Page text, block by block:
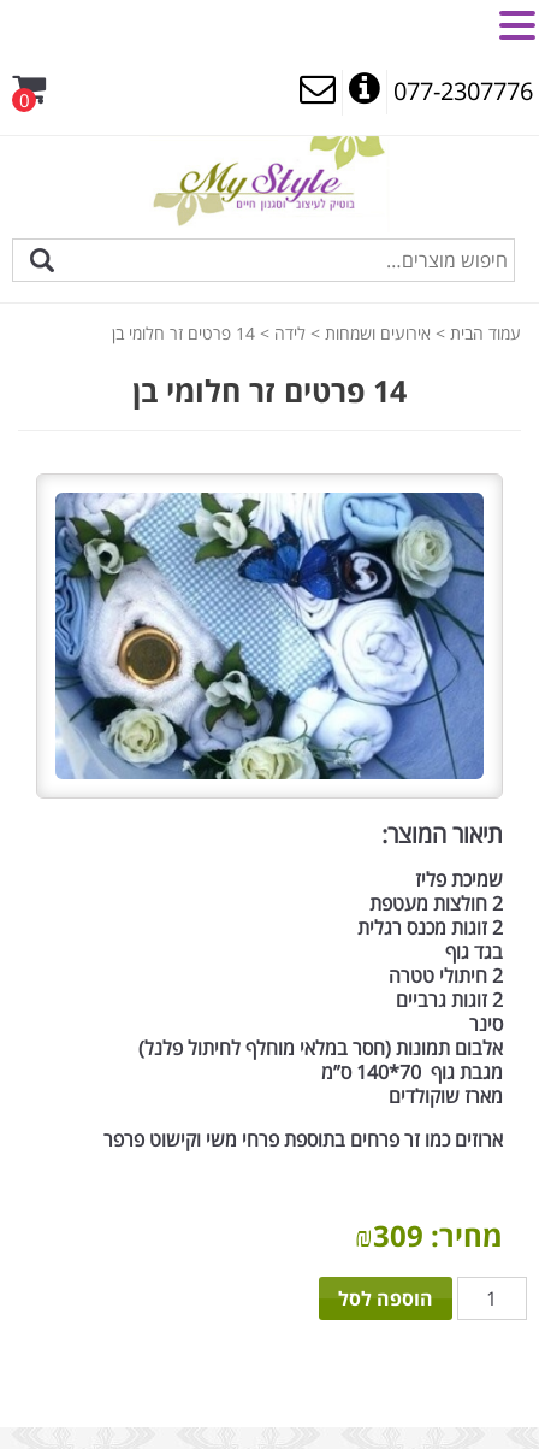
077-2307776
0
עמוד הבית > אירועים ושמחות > לידה > 14 פרטים זר חלומי בן
14 פרטים זר חלומי בן
תיאור המוצר:
שמיכתפליז
2 חולצות מעטפת
2 זוגות מכנס רגלית
בגד גוף
2 חיתולי טטרה
2 זוגות גרביים
סינר
אלבום תמונות (חסר במלאי מוחלף לחיתול פלנל)
מגבת גוף
מארז שוקולדים
ארוזים כמו זר פרחים בתוספת פרחי משי וקישוט פרפר
מחיר: ₪309
כמות
בן
הוספה לסל